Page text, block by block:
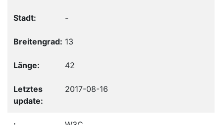
-
13
42
2017-08-16